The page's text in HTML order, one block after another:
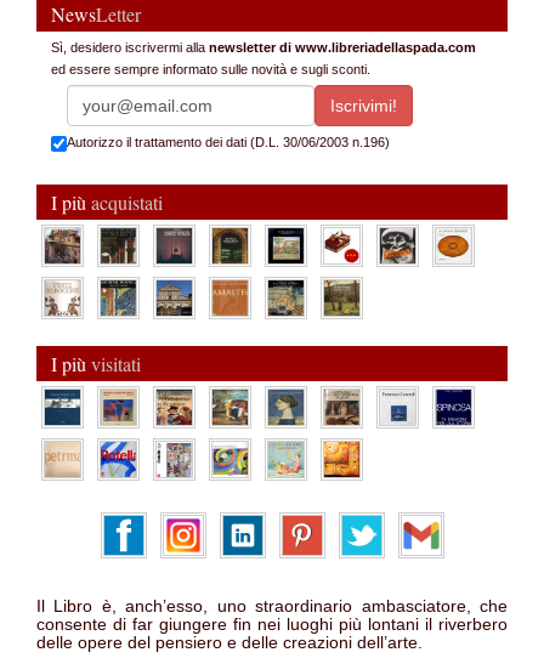
NewsLetter
Sì, desidero iscrivermi alla newsletter di www.libreriadellaspada.com
ed essere sempre informato sulle novità e sugli sconti.
Autorizzo il trattamento dei dati (D.L. 30/06/2003 n.196)
I più acquistati
I più visitati
Il Libro è, anch’esso, uno straordinario ambasciatore, che
consente di far giungere fin nei luoghi più lontani il riverbero
delle opere del pensiero e delle creazioni dell’arte.